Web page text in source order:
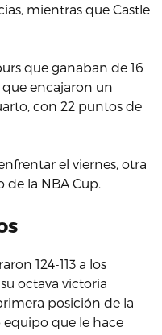
mientras que Castle
que ganaban de 16
encajaron un
con 22 puntos de
el viernes, otra
la NBA Cup.
124-113 a los
octava victoria
posición de la
equipo que le hace